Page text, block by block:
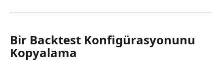
Bir Backtest Konfigürasyonunu
Kopyalama